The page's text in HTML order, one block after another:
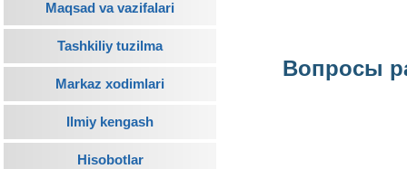
Maqsad va vazifalari
Tashkiliy tuzilma
Markaz xodimlari
Ilmiy kengash
Hisobotlar
Вопросы